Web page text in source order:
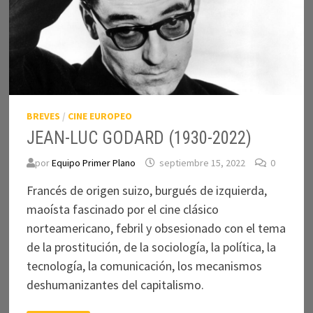
BREVES / CINE EUROPEO
JEAN-LUC GODARD (1930-2022)
porEquipo Primer Plano septiembre 15, 2022 0
Francés de origen suizo, burgués de izquierda,
maoísta fascinado por el cine clásico
norteamericano, febril y obsesionado con el tema
de la prostitución, de la sociología, la política, la
tecnología, la comunicación, los mecanismos
deshumanizantes del capitalismo.